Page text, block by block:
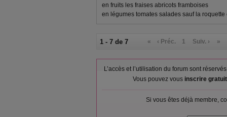
en fruits les fraises abricots framboises
en légumes tomates salades sauf la
1 - 7 de 7 « ‹ Préc. 1 Suiv. › »
L’accès et l’utilisation du forum sont
Vous pouvez vous inscrire
Si vous êtes déjà membre,